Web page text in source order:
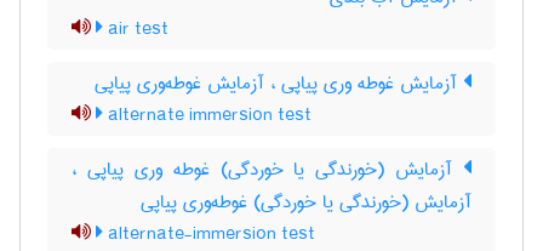
air test
آزمایش غوطه وری پیاپی ، آزمایش غوطه‌وری پیاپی
alternate immersion test
آزمایش (خورندگی یا خوردگی) غوطه وری پیاپی ،
آزمایش (خورندگی یا خوردگی) غوطه‌وری پیاپی
alternate-immersion test